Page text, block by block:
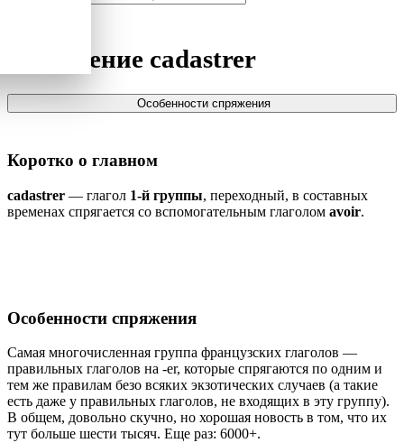
Спряжение cadastrer
Особенности спряжения
Коротко о главном
cadastrer — глагол 1-й группы, переходный, в составных
временах спрягается со вспомогательным глаголом avoir.
Особенности спряжения
Самая многочисленная группа французских глаголов —
правильных глаголов на -er, которые спрягаются по одним и
тем же правилам безо всяких экзотических случаев (а такие
есть даже у правильных глаголов, не входящих в эту группу).
В общем, довольно скучно, но хорошая новость в том, что их
тут больше шести тысяч. Еще раз: 6000+.